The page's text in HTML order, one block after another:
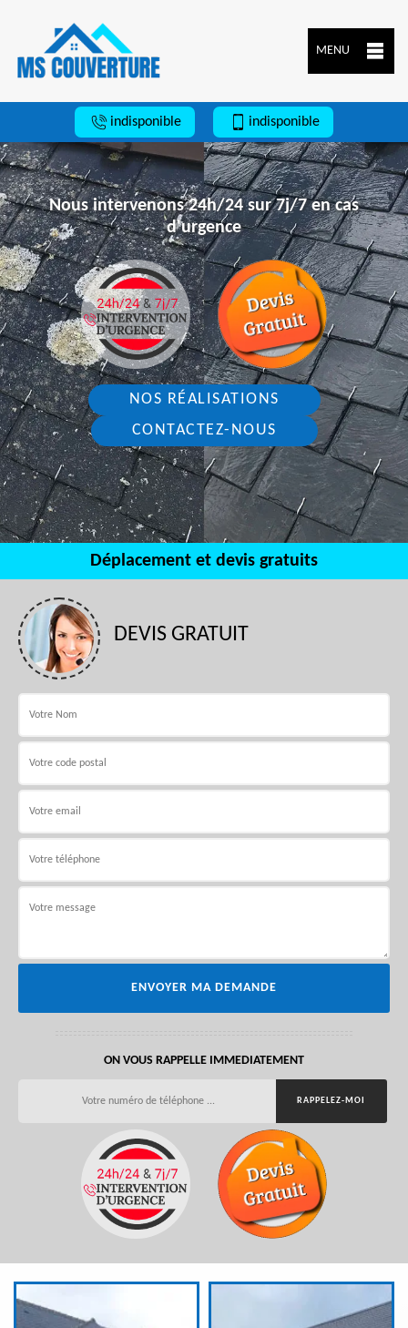
MENU
indisponible indisponible
Nous intervenons 24h/24 sur 7j/7 en cas
d'urgence
NOS RÉALISATIONS
CONTACTEZ-NOUS
Déplacement et devis gratuits
DEVIS GRATUIT
ON VOUS RAPPELLE IMMEDIATEMENT